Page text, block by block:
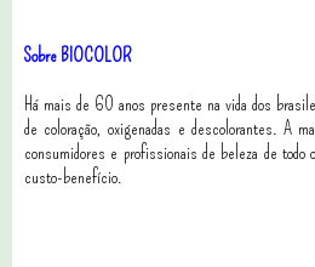
Sobre BIOCOLOR
Há mais de 60 anos presente na vida dos
de coloração, oxigenadas e descolorantes. A
consumidores e profissionais de beleza de todo
custo-benefício.